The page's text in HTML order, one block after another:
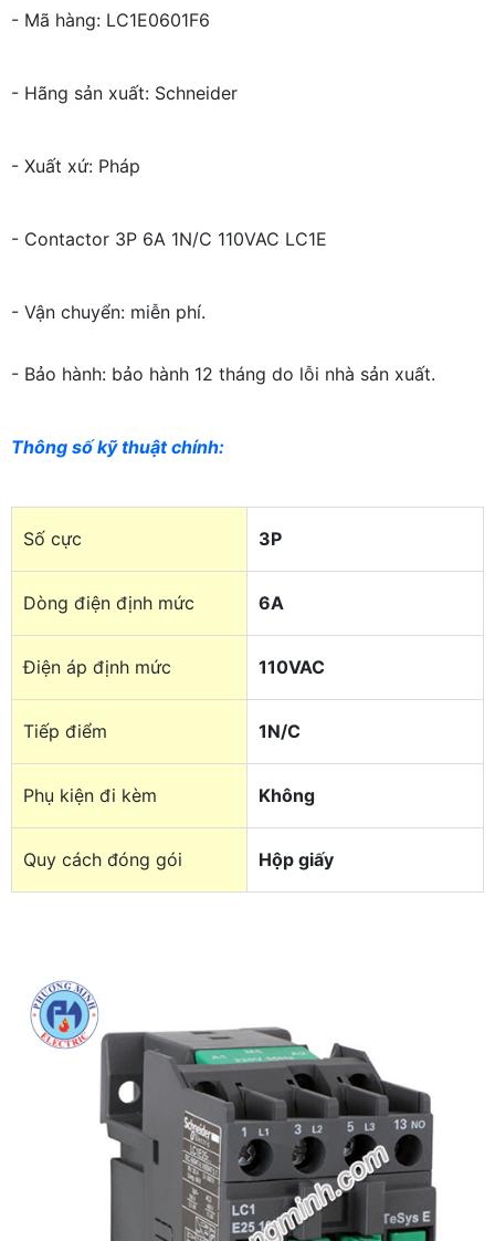
- Mã hàng: LC1E0601F6
- Hãng sản xuất: Schneider
- Xuất xứ: Pháp
- Contactor 3P 6A 1N/C 110VAC LC1E
- Vận chuyển: miễn phí.
- Bảo hành: bảo hành 12 tháng do lỗi nhà sản xuất.
Thông số kỹ thuật chính:
Số cực 3P
Dòng điện định mức 6A
Điện áp định mức 110VAC
Tiếp điểm 1N/C
Phụ kiện đi kèm Không
Quy cách đóng gói Hộp giấy